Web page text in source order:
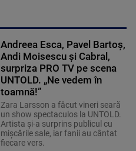
Andreea Esca, Pavel Bartoș,
Andi Moisescu și Cabral,
surpriza PRO TV pe scena
UNTOLD. „Ne vedem în
toamnă!”
Zara Larsson a făcut vineri seară
un show spectaculos la UNTOLD.
Artista și-a surprins publicul cu
mișcările sale, iar fanii au cântat
fiecare vers.